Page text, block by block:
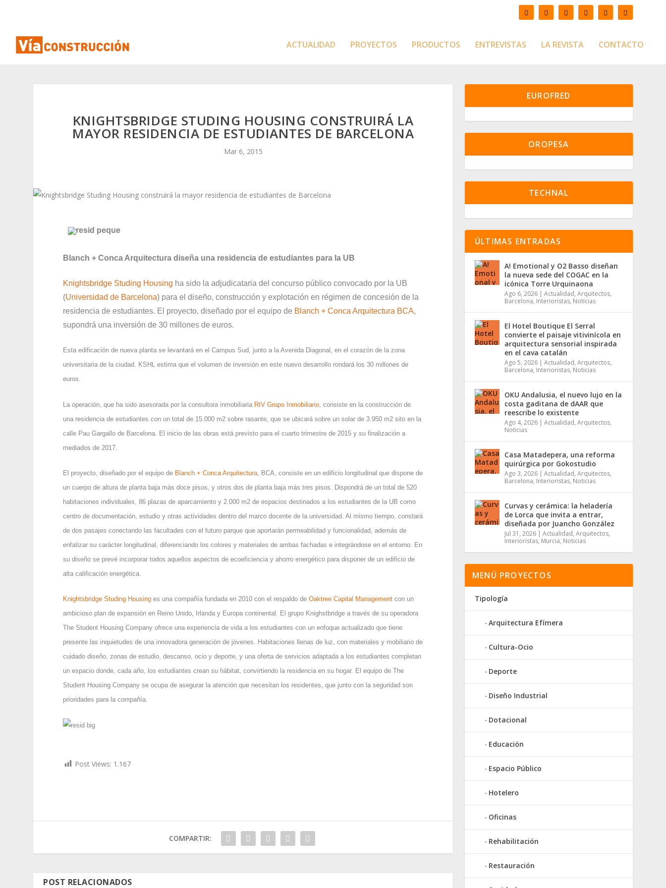
ACTUALIDAD PROYECTOS PRODUCTOS ENTREVISTAS LA REVISTA CONTACTO
KNIGHTSBRIDGE STUDING HOUSING CONSTRUIRÁ LA
MAYOR RESIDENCIA DE ESTUDIANTES DE BARCELONA
Mar 6, 2015
Blanch + Conca Arquitectura diseña una residencia de estudiantes para la UB
Knightsbridge Studing Housing ha sido la adjudicataria del concurso público convocado por la UB
(Universidad de Barcelona) para el diseño, construcción y explotación en régimen de concesión de la
residencia de estudiantes. El proyecto, diseñado por el equipo de Blanch + Conca Arquitectura BCA,
supondrá una inversión de 30 millones de euros.
Esta edificación de nueva planta se levantará en el Campus Sud, junto a la Avenida Diagonal, en el corazón de la zona
universitaria de la ciudad. KSHL estima que el volumen de inversión en este nuevo desarrollo rondará los 30 millones de
euros.
La operación, que ha sido asesorada por la consultora inmobiliaria RtV Grupo Inmobiliario , consiste en la construcción de
una residencia de estudiantes con un total de 15.000 m2 sobre rasante, que se ubicará sobre un solar de 3.950 m2 sito en la
calle Pau Gargallo de Barcelona. El inicio de las obras está previsto para el cuarto trimestre de 2015 y su finalización a
mediados de 2017.
El proyecto, diseñado por el equipo de Blanch + Conca Arquitectura , BCA, consiste en un edificio longitudinal que dispone de
un cuerpo de altura de planta baja más doce pisos, y otros dos de planta baja más tres pisos. Dispondrá de un total de 520
habitaciones individuales, 86 plazas de aparcamiento y 2.000 m2 de espacios destinados a los estudiantes de la UB como
centro de documentación, estudio y otras actividades dentro del marco docente de la universidad. Al mismo tiempo, constará
de dos pasajes conectando las facultades con el futuro parque que aportarán permeabilidad y funcionalidad, además de
enfatizar su carácter longitudinal, diferenciando los colores y materiales de ambas fachadas e integrándose en el entorno. En
su diseño se prevé incorporar todos aquellos aspectos de ecoeficiencia y ahorro energético para disponer de un edificio de
alta calificación energética.
Knightsbridge Studing Housing es una compañía fundada en 2010 con el respaldo deOaktree Capital Management con un
ambicioso plan de expansión en Reino Unido, Irlanda y Europa continental. El grupo Knighstbridge a través de su operadora
The Student Housing Company ofrece una experiencia de vida a los estudiantes con un enfoque actualizado que tiene
presente las inquietudes de una innovadora generación de jóvenes. Habitaciones llenas de luz, con materiales y mobiliario de
cuidado diseño, zonas de estudio, descanso, ocio y deporte, y una oferta de servicios adaptada a los estudiantes completan
un espacio donde, cada año, los estudiantes crean su hábitat, convirtiendo la residencia en su hogar. El equipo de The
Student Housing Company se ocupa de asegurar la atención que necesitan los residentes, que junto con la seguridad son
prioridades para la compañía.
Post Views: 1.167
COMPARTIR:
POST RELACIONADOS
EUROFRED
OROPESA
TECHNAL
ÚLTIMAS ENTRADAS
A! Emotional y O2 Basso diseñan
la nueva sede del COGAC en la
icónica Torre Urquinaona
Ago 6, 2026 | Actualidad, Arquitectos,
Barcelona, Interioristas, Noticias
El Hotel Boutique El Serral
convierte el paisaje vitivinícola en
arquitectura sensorial inspirada
en el cava catalán
Ago 5, 2026 | Actualidad, Arquitectos,
Barcelona, Interioristas, Noticias
OKU Andalusia, el nuevo lujo en la
costa gaditana de dAAR que
reescribe lo existente
Ago 4, 2026 | Actualidad, Arquitectos,
Noticias
Casa Matadepera, una reforma
quirúrgica por Gokostudio
Ago 3, 2026 | Actualidad, Arquitectos,
Barcelona, Interioristas, Noticias
Curvas y cerámica: la heladería
de Lorca que invita a entrar,
diseñada por Juancho González
Jul 31, 2026 | Actualidad, Arquitectos,
Interioristas, Murcia, Noticias
MENÚ PROYECTOS
Tipología
Arquitectura Efímera
Cultura-Ocio
Deporte
Diseño Industrial
Dotacional
Educación
Espacio Público
Hotelero
Oficinas
Rehabilitación
Restauración